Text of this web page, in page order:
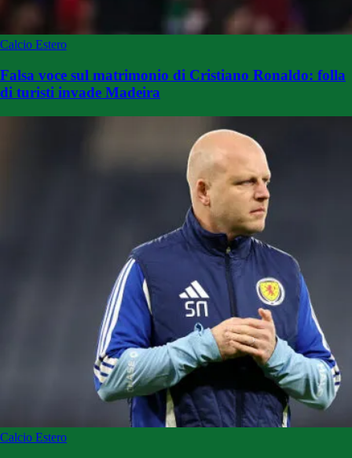
Calcio Estero
Falsa voce sul matrimonio di Cristiano Ronaldo: folla
di turisti invade Madeira
Calcio Estero